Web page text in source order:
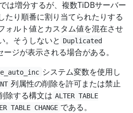
は増分するが、複数TiDBサーバー
たり順番に割り当てられたりする
ォルト値とカスタム値を混在させ
。そうしないと Duplicated
ジが表示される場合がある。
システム変数を使用し
列属性の削除を許可または禁止
除する構文は ALTER TABLE
TABLE CHANGE である。